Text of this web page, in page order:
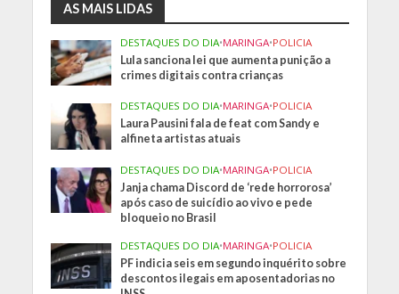
AS MAIS LIDAS
DESTAQUES DO DIA•MARINGA•POLICIA
Lula sanciona lei que aumenta punição a
crimes digitais contra crianças
DESTAQUES DO DIA•MARINGA•POLICIA
Laura Pausini fala de feat com Sandy e
alfineta artistas atuais
DESTAQUES DO DIA•MARINGA•POLICIA
Janja chama Discord de ‘rede horrorosa’
após caso de suicídio ao vivo e pede
bloqueio no Brasil
DESTAQUES DO DIA•MARINGA•POLICIA
PF indicia seis em segundo inquérito sobre
descontos ilegais em aposentadorias no